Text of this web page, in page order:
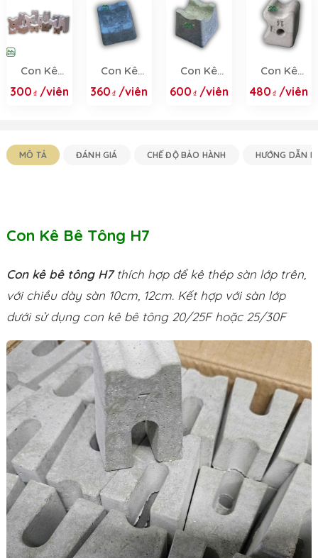
Con Kê
Bê Tông -
Con Kê
300 /viên
Con Kê
Bê Tông
15/20F
360 /viên
Con Kê
Bê Tông
20/25F
600 /viên
Con Kê
Bê Tông
20/25
480 /viên
MÔ TẢ ĐÁNH GIÁ CHẾ ĐỘ BẢO HÀNH HƯỚNG DẪN
Con Kê Bê Tông H7
Con kê bê tông H7thích hợp để kê thép sàn lớp trên,
với chiều dày sàn 10cm, 12cm. Kết hợp với sàn lớp
dưới sử dụng con kê bê tông 20/25F hoặc 25/30F